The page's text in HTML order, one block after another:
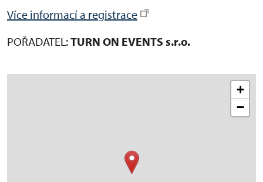
Více informací a registrace
POŘADATEL:TURN ON EVENTS s.r.o.
+
−